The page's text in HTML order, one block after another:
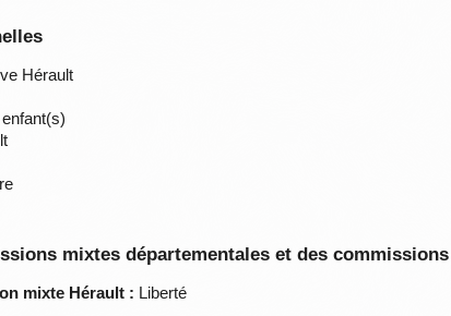
Hérault
mixtes départementales et des
mixte Hérault : Liberté